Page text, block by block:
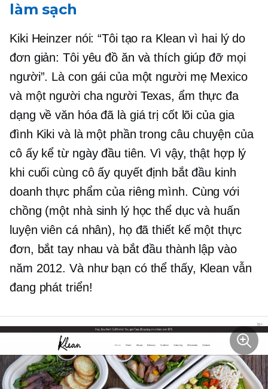
làm sạch
Kiki Heinzer nói: “Tôi tạo ra Klean vì hai lý do
đơn giản: Tôi yêu đồ ăn và thích giúp đỡ mọi
người”. Là con gái của một người mẹ Mexico
và một người cha người Texas, ẩm thực đa
dạng về văn hóa đã là giá trị cốt lõi của gia
đình Kiki và là một phần trong câu chuyện của
cô ấy kể từ ngày đầu tiên. Vì vậy, thật hợp lý
khi cuối cùng cô ấy quyết định bắt đầu kinh
doanh thực phẩm của riêng mình. Cùng với
chồng (một nhà sinh lý học thể dục và huấn
luyện viên cá nhân), họ đã thiết kế một thực
đơn, bắt tay nhau và bắt đầu thành lập vào
năm 2012. Và như bạn có thể thấy, Klean vẫn
đang phát triển!